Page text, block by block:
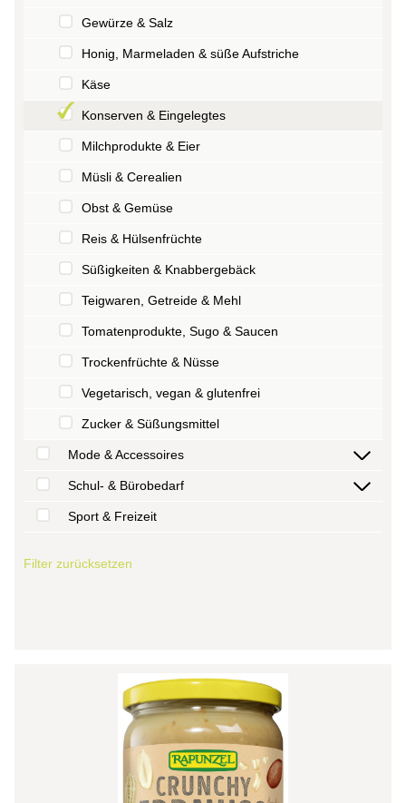
Gewürze & Salz
Honig, Marmeladen & süße Aufstriche
Käse
Konserven & Eingelegtes
Milchprodukte & Eier
Müsli & Cerealien
Obst & Gemüse
Reis & Hülsenfrüchte
Süßigkeiten & Knabbergebäck
Teigwaren, Getreide & Mehl
Tomatenprodukte, Sugo & Saucen
Trockenfrüchte & Nüsse
Vegetarisch, vegan & glutenfrei
Zucker & Süßungsmittel
Mode & Accessoires
Schul- & Bürobedarf
Sport & Freizeit
Filter zurücksetzen